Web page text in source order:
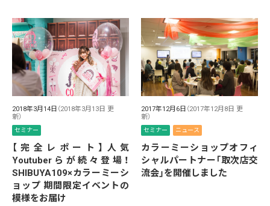
2018年3月14日 （2018年3月13日 更
新）
セミナー
【完全レポート】人気
Youtuberらが続々登場！
SHIBUYA109×カラーミーシ
ョップ 期間限定イベントの
模様をお届け
2017年12月6日 （2017年12月8日 更
新）
セミナー ニュース
カラーミーショップオフィ
シャルパートナー「取次店交
流会」を開催しました